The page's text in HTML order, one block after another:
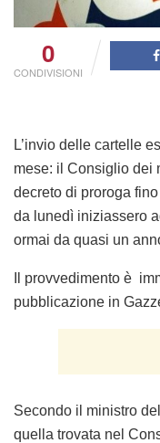
0
CONDIVISIONI
L’invio delle cartelle
mese: il Consiglio dei
decreto di proroga
da lunedì iniziassero
ormai da quasi un
Il provvedimento è
pubblicazione in
Secondo il ministro
quella trovata nel